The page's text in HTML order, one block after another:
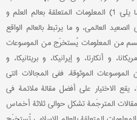
طویلة تُستخرَج موادها من ثلاثة مصادر کما یلي: 1) المعلومات المتعلقة بعالم العلم و
العالمي، و ما یرتبط بالعالم الواقع
من المعلومات یُستخرَج من الموسوعات
و أنکارتا، و إیرانیکا، و بریتانیکا، و
الموثوقة. ففي المجالات التي
یقع الاختیار علی أفضل مقالة ملائمة في
المترجَمة تشکل حوالي ثلاثة أخماس